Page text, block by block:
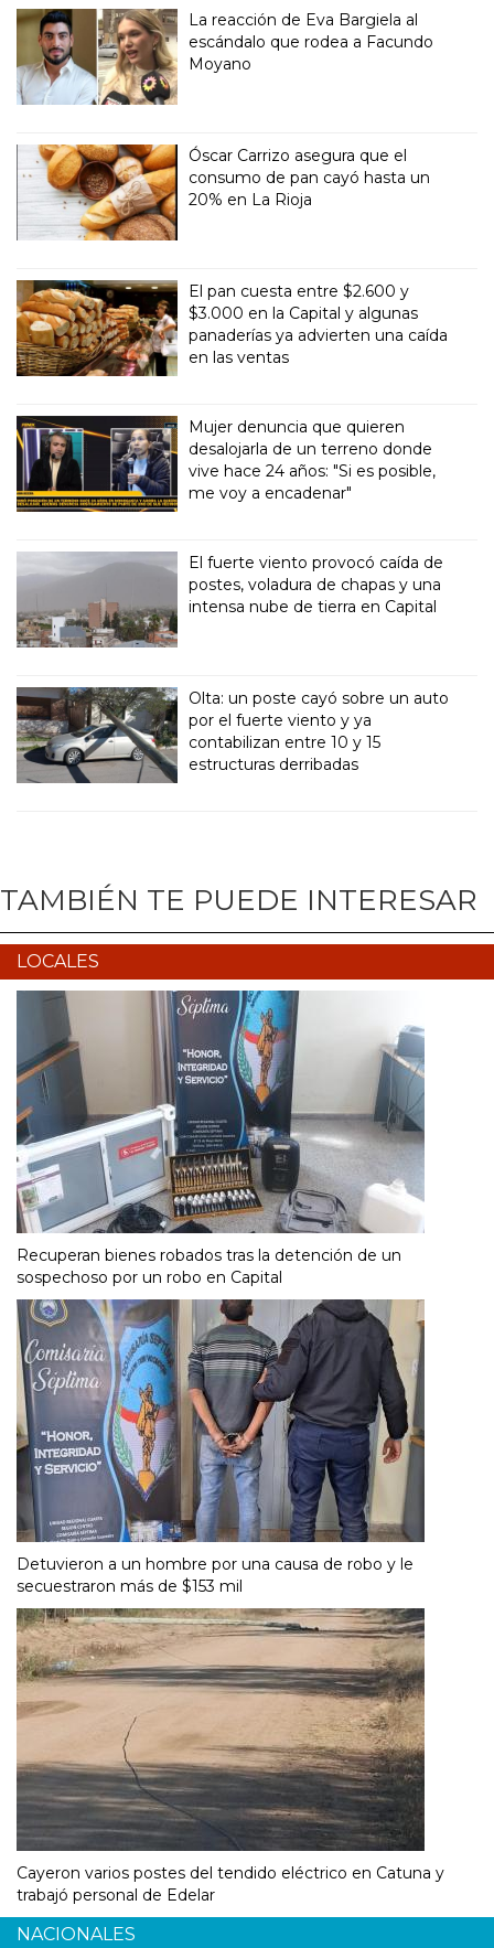
La reacción de Eva Bargiela al
escándalo que rodea a Facundo
Moyano
Óscar Carrizo asegura que el
consumo de pan cayó hasta un
20% en La Rioja
El pan cuesta entre $2.600 y
$3.000 en la Capital y algunas
panaderías ya advierten una caída
en las ventas
Mujer denuncia que quieren
desalojarla de un terreno donde
vive hace 24 años: "Si es posible,
me voy a encadenar"
El fuerte viento provocó caída de
postes, voladura de chapas y una
intensa nube de tierra en Capital
Olta: un poste cayó sobre un auto
por el fuerte viento y ya
contabilizan entre 10 y 15
estructuras derribadas
TAMBIÉN TE PUEDE INTERESAR
LOCALES
Recuperan bienes robados tras la detención de un
sospechoso por un robo en Capital
Detuvieron a un hombre por una causa de robo y le
secuestraron más de $153 mil
Cayeron varios postes del tendido eléctrico en Catuna y
trabajó personal de Edelar
NACIONALES